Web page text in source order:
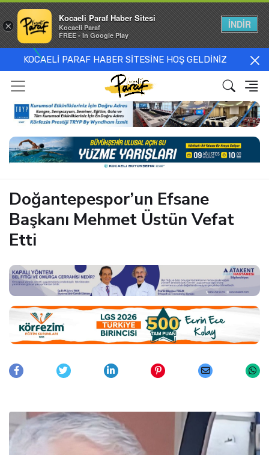
KOCAELİ PARAF HABER SİTESİNE HOŞ GELDİNİZ
Doğantepespor’un Efsane
Başkanı Mehmet Üstün Vefat
Etti
×
Kocaeli Paraf Haber Sitesi
Kocaeli Paraf
FREE - In Google Play
İNDİR